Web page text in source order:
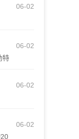
06-02
06-02
特
06-02
06-02